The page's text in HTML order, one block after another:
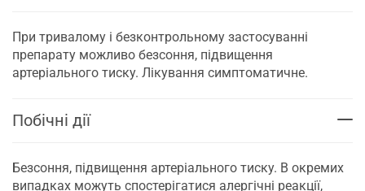
При тривалому і безконтрольному застосуванні
препарату можливо безсоння, підвищення
артеріального тиску. Лікування симптоматичне.
Побічні дії
Безсоння, підвищення артеріального тиску. В окремих
випадках можуть спостерігатися алергічні реакції,